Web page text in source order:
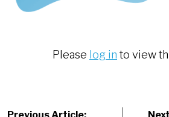
Please log in to view
Previous Article: